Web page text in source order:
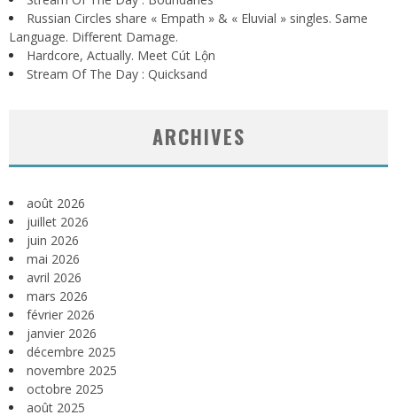
Russian Circles share « Empath » & « Eluvial » singles. Same
Language. Different Damage.
Hardcore, Actually. Meet Cút Lộn
Stream Of The Day : Quicksand
ARCHIVES
août 2026
juillet 2026
juin 2026
mai 2026
avril 2026
mars 2026
février 2026
janvier 2026
décembre 2025
novembre 2025
octobre 2025
août 2025